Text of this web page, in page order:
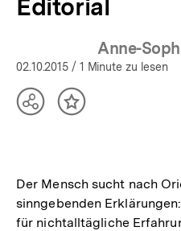
Editorial
Anne-
02.10.2015 / 1 Minute zu lesen
TeilenInhalt
Der Mensch sucht nach
sinngebenden
für nichtalltägliche